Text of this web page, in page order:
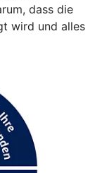
dass die
wird und alles